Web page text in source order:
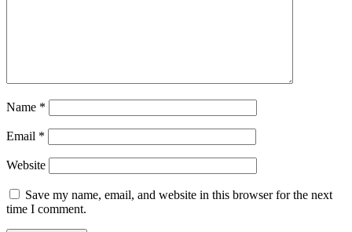
Name *
Email *
Website
Save my name, email, and website in this browser for the next
time I comment.